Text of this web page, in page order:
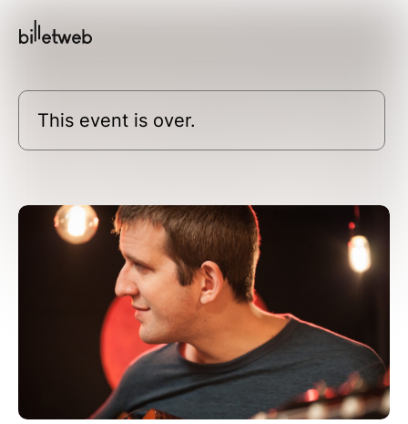
This event is over.